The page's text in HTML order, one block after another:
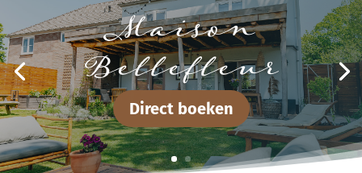
Maison
Bellefleur
Direct boeken